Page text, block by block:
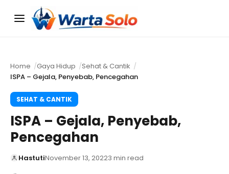
Menu
Home Gaya Hidup
Sehat & Cantik
ISPA – Gejala, Penyebab, Pencegahan
SEHAT & CANTIK
ISPA – Gejala, Penyebab,
Pencegahan
HastutiNovember 13, 20223 min read